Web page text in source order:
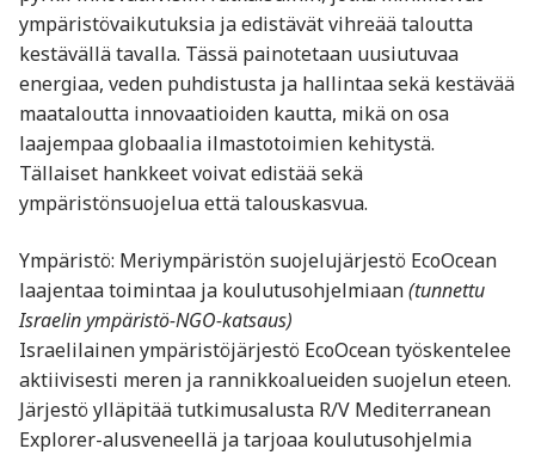
ympäristövaikutuksia ja edistävät vihreää taloutta
kestävällä tavalla. Tässä painotetaan uusiutuvaa
energiaa, veden puhdistusta ja hallintaa sekä kestävää
maataloutta innovaatioiden kautta, mikä on osa
laajempaa globaalia ilmastotoimien kehitystä.
Tällaiset hankkeet voivat edistää sekä
ympäristönsuojelua että talouskasvua.
Ympäristö: Meriympäristön suojelujärjestö EcoOcean
laajentaa toimintaa ja koulutusohjelmiaan(tunnettu
Israelin ympäristö-NGO-katsaus)
Israelilainen ympäristöjärjestö EcoOcean työskentelee
aktiivisesti meren ja rannikkoalueiden suojelun eteen.
Järjestö ylläpitää tutkimusalusta R/V Mediterranean
Explorer-alusveneellä ja tarjoaa koulutusohjelmia